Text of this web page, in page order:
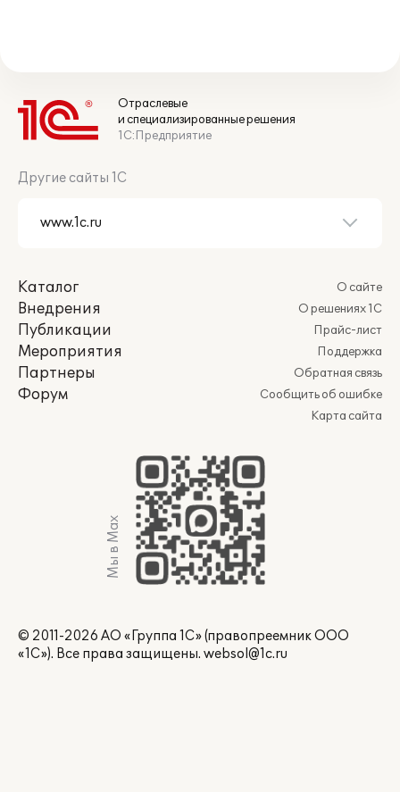
Отраслевые
и специализированные решения
1С:Предприятие
Другие сайты 1С
Каталог
Внедрения
Публикации
Мероприятия
Партнеры
Форум
О сайте
О решениях 1С
Прайс-лист
Поддержка
Обратная связь
Сообщить об ошибке
Карта сайта
Мы в Max
© 2011-2026 АО «Группа 1С» (правопреемник ООО
«1С»). Все права защищены. websol@1c.ru